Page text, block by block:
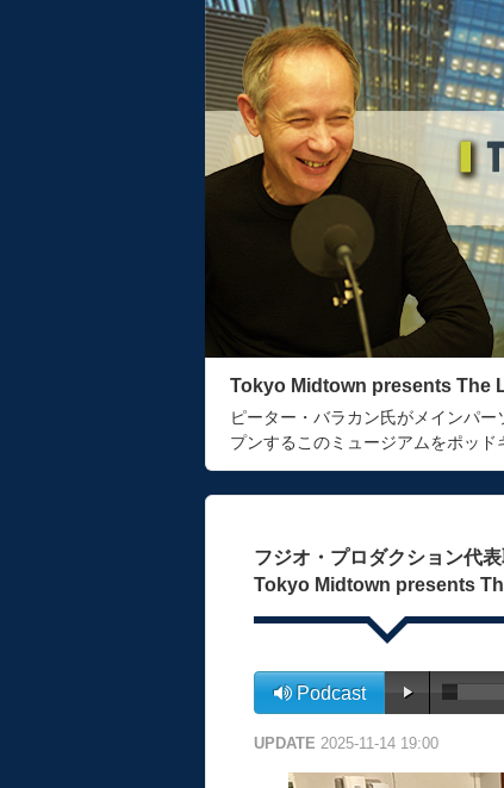
Tokyo Midtown presents The
ピーター・バラカン氏がメインパ
プンするこのミュージアムをポッド
フジオ・プロダクション代
Tokyo Midtown presents
Podcast
UPDATE 2025-11-14 19:00